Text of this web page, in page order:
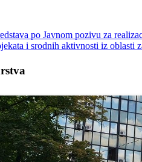
po Javnom pozivu za
i srodnih aktivnosti iz oblasti